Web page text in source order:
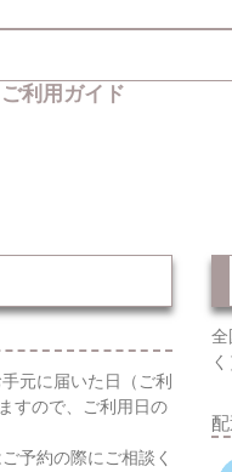
利用ガイド
元に届いた日（ご利
すので、ご利用日の
予約の際にご相談く
全